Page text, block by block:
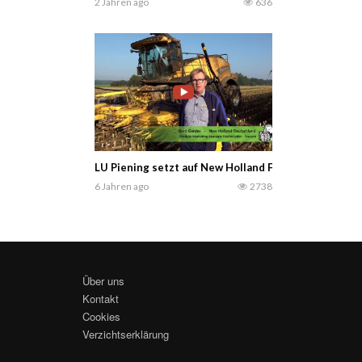
LU Piening setzt auf New Holland FR920 mit 12
6 Jahren ago 2738
Über uns
Kontakt
Cookies
Verzichtserklärung